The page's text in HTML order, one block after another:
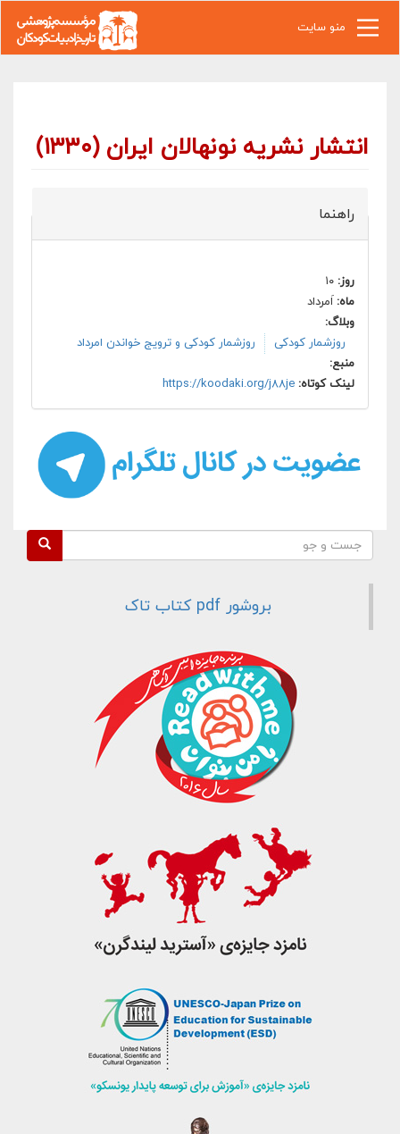
منو سایت
انتشار نشریه نونهالان ایران (۱۳۳۰)
راهنما
روز: ۱۰
ماه: اَمرداد
وبلاگ:
روزشمار کودکی
روزشمار کودکی و ترویج خواندن امرداد
منبع:
لینک کوتاه: https://koodaki.org/j88je
فرم جستجو
بروشور pdf کتاب تاک